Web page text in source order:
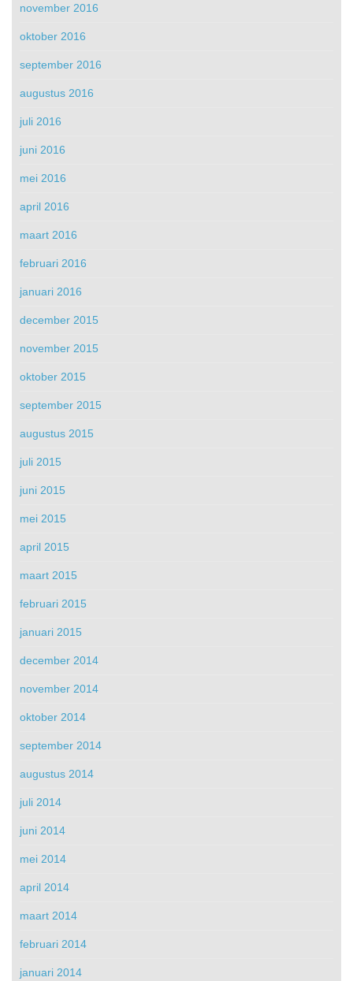
november 2016
oktober 2016
september 2016
augustus 2016
juli 2016
juni 2016
mei 2016
april 2016
maart 2016
februari 2016
januari 2016
december 2015
november 2015
oktober 2015
september 2015
augustus 2015
juli 2015
juni 2015
mei 2015
april 2015
maart 2015
februari 2015
januari 2015
december 2014
november 2014
oktober 2014
september 2014
augustus 2014
juli 2014
juni 2014
mei 2014
april 2014
maart 2014
februari 2014
januari 2014